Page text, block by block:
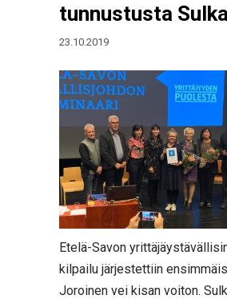
tunnustusta
23.10.2019
Etelä-Savon
kilpailu järjestettiin
Joroinen vei kisan voiton.